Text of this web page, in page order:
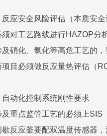
反应安全风险评估（本质安全
须对工艺路线进行HAZOP分
及硝化、氯化等高危工艺的
项目必须做反应量热评估（
自动化控制系统刚性要求
及重点监管工艺的必须上SIS
歇反应釜要配双温度传感器